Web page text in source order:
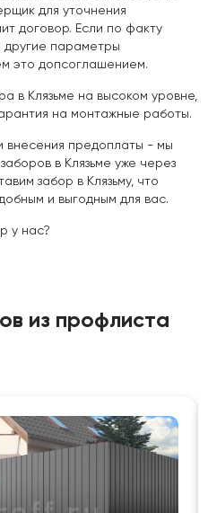
для уточнения
договор. Если по факту
другие параметры
это допсоглашением.
в Клязьме на высоком уровне,
на монтажные работы.
внесения предоплаты - мы
в Клязьме уже через
забор в Клязьму, что
и выгодным для вас.
у нас?
из профлиста